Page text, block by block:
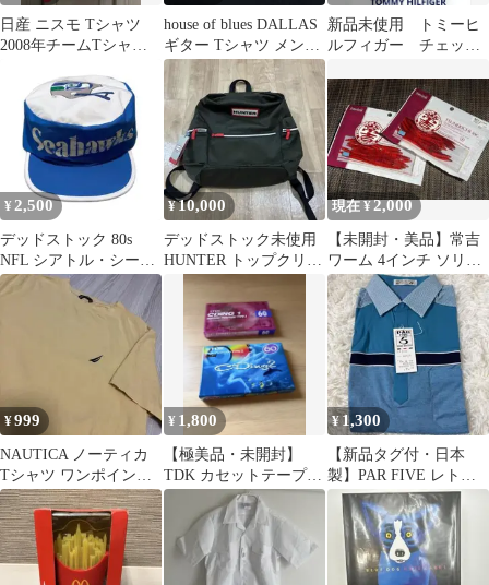
日産 ニスモ Tシャツ
2008年チームTシャツ
house of blues DALLAS
ギター Tシャツ メンズ
M 送料込
新品未使用 トミーヒ
ルフィガー チェック
ッドストック
¥ 2,500
デッドストック 80s
NFL シアトル・シーホ
ークス ペインターキャ
¥10,000
デッドストック未使用
HUNTER トップクリッ
プ バックパック オリー
現在 ¥2,000
【未開封・美品】常吉
ワーム 4インチ ソリッ
ドレッド 2パックセッ
ト 村上晴彦
¥999
NAUTICA ノーティカ
Tシャツ ワンポイント
刺繍 メンズM y2k 送料
込
¥ 1,800
【極美品・未開封】
TDK カセットテープ
CDing1&2 60分 2本セッ
¥ 1,300
【新品タグ付・日本
製】PAR FIVE レトロ
デザインポロシャツ L
ブルー